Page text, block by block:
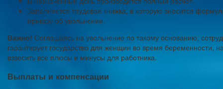
Заполняется трудовая книжка, в которую вносится
приказу об увольнении.
Важно! Соглашаясь на увольнение по такому основанию,
гарантирует государство для женщин во время беременности,
взвесить все плюсы и минусы для работника.
Выплаты и компенсации